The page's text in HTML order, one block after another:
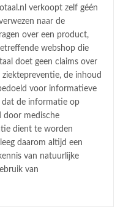
verkoopt zelf géén
naar de
over een product,
webshop die
doet geen claims over
ziektepreventie, de inhoud
voor informatieve
dat de informatie op
door medische
dient te worden
daarom altijd een
van natuurlijke
van